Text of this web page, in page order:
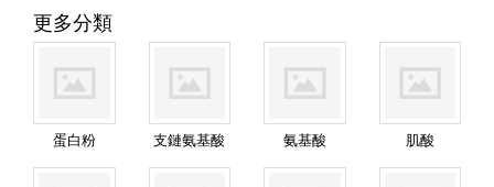
更多分類
蛋白粉
支鏈氨基酸
氨基酸
肌酸